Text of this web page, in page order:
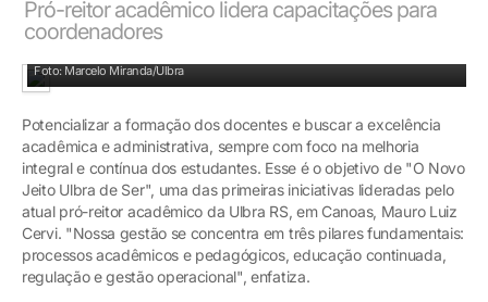
Pró-reitor acadêmico lidera capacitações para
coordenadores
Foto: Marcelo Miranda/Ulbra
Potencializar a formação dos docentes e buscar a excelência
acadêmica e administrativa, sempre com foco na melhoria
integral e contínua dos estudantes. Esse é o objetivo de "O Novo
Jeito Ulbra de Ser", uma das primeiras iniciativas lideradas pelo
atual pró-reitor acadêmico da Ulbra RS, em Canoas, Mauro Luiz
Cervi. "Nossa gestão se concentra em três pilares fundamentais:
processos acadêmicos e pedagógicos, educação continuada,
regulação e gestão operacional", enfatiza.